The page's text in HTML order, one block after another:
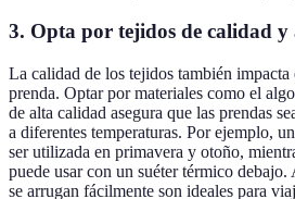
3. Opta por tejidos de calidad y
La calidad de los tejidos también impacta
prenda. Optar por materiales como el
de alta calidad asegura que las prendas
a diferentes temperaturas. Por ejemplo,
ser utilizada en primavera y otoño,
puede usar con un suéter térmico
se arrugan fácilmente son ideales para